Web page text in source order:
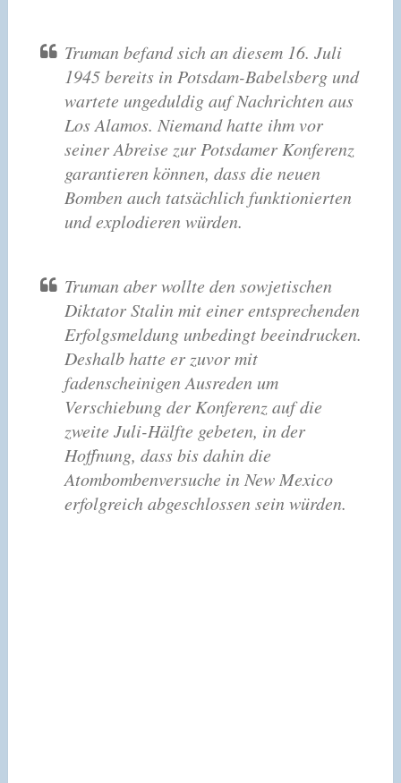
Truman befand sich an diesem 16. Juli
1945 bereits in Potsdam-Babelsberg und
wartete ungeduldig auf Nachrichten aus
Los Alamos. Niemand hatte ihm vor
seiner Abreise zur Potsdamer Konferenz
garantieren können, dass die neuen
Bomben auch tatsächlich funktionierten
und explodieren würden.
Truman aber wollte den sowjetischen
Diktator Stalin mit einer entsprechenden
Erfolgsmeldung unbedingt beeindrucken.
Deshalb hatte er zuvor mit
fadenscheinigen Ausreden um
Verschiebung der Konferenz auf die
zweite Juli-Hälfte gebeten, in der
Hoffnung, dass bis dahin die
Atombombenversuche in New Mexico
erfolgreich abgeschlossen sein würden.